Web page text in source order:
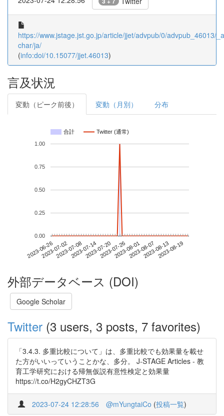
https://www.jstage.jst.go.jp/article/jjet/advpub/0/advpub_46013/
char/ja/
(info:doi/10.15077/jjet.46013)
言及状況
変動（ピーク前後） 変動（月別） 分布
合計 Twitter (通常)
2023-06-262023-07-022023-07-082023-07-142023-07-202023-07-262023-08-012023-08-072023-08-132023-08-19
0.00
0.25
0.50
0.75
1.00
外部データベース (DOI)
Google Scholar
Twitter (3 users, 3 posts, 7 favorites)
「3.4.3. 多重比較について」は、多重比較でも効果量を載せ
た方がいいっていうことかな、多分。 J-STAGE Articles - 教
育工学研究における帰無仮説有意性検定と効果量
https://t.co/H2gyCHZT3G
2023-07-24 12:28:56 @mYungtaiCo (投稿一覧)